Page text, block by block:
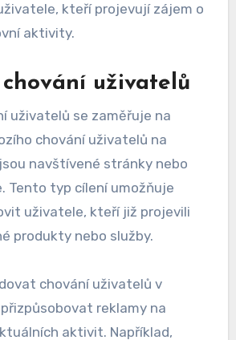
kteří projevují zájem o
aktivity.
uživatelů
uživatelů se zaměřuje na
chování uživatelů na
navštívené stránky nebo
Tento typ cílení umožňuje
uživatele, kteří již projevili
produkty nebo služby.
chování uživatelů v
reklamy na
aktivit. Například,